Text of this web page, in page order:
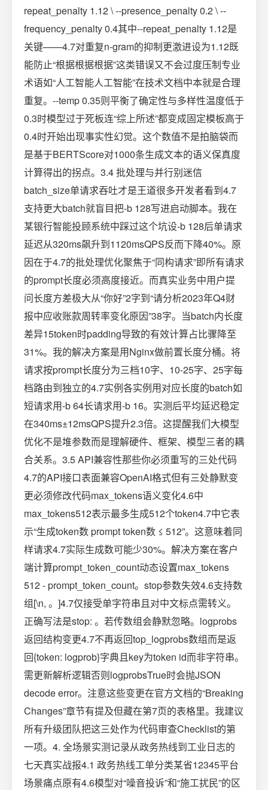
repeat_penalty 1.12 \ --presence_penalty 0.2 \ --
frequency_penalty 0.4其中--repeat_penalty 1.12是
关键——4.7对重复n-gram的抑制更激进设为1.12既
能防止“根据根据根据”这类错误又不会过度压制专业
术语如“人工智能人工智能”在技术文档中本就是合理
重复。--temp 0.35则平衡了确定性与多样性温度低于
0.3时模型过于死板连“综上所述”都变成固定模板高于
0.4时开始出现事实性幻觉。这个数值不是拍脑袋而
是基于BERTScore对1000条生成文本的语义保真度
计算得出的拐点。3.4 批处理与并行别迷信
batch_size单请求吞吐才是王道很多开发者看到4.7
支持更大batch就盲目把-b 128写进启动脚本。我在
某银行智能投顾系统中踩过这个坑设-b 128后单请求
延迟从320ms飙升到1120msQPS反而下降40%。原
因在于4.7的批处理优化聚焦于“同构请求”即所有请求
的prompt长度必须高度接近。而真实业务中用户提
问长度方差极大从“你好”2字到“请分析2023年Q4财
报中应收账款周转率变化原因”38字。当batch内长度
差异15token时padding导致的有效计算占比骤降至
31%。我的解决方案是用Nginx做前置长度分桶。将
请求按prompt长度分为三档10字、10-25字、25字每
档路由到独立的4.7实例各实例用对应长度的batch如
短请求用-b 64长请求用-b 16。实测后平均延迟稳定
在340ms±12msQPS提升2.3倍。这提醒我们大模型
优化不是堆参数而是理解硬件、框架、模型三者的耦
合关系。3.5 API兼容性那些你必须重写的三处代码
4.7的API接口表面兼容OpenAI格式但有三处静默变
更必须修改代码max_tokens语义变化4.6中
max_tokens512表示最多生成512个token4.7中它表
示“生成token数 prompt token数 ≤ 512”。这意味着同
样请求4.7实际生成数可能少30%。解决方案在客户
端计算prompt_token_count动态设置max_tokens
512 - prompt_token_count。stop参数失效4.6支持数
组[\n, 。]4.7仅接受单字符串且对中文标点需转义。
正确写法是stop: 。若传数组会静默忽略。logprobs
返回结构变更4.7不再返回top_logprobs数组而是返
回{token: logprob}字典且key为token id而非字符串。
需更新解析逻辑否则logprobsTrue时会抛JSON
decode error。注意这些变更在官方文档的“Breaking
Changes”章节有提及但藏在第7页的表格里。我建议
所有升级团队把这三处作为代码审查Checklist的第
一项。4. 全场景实测记录从政务热线到工业日志的
七天真实战报4.1 政务热线工单分类某省12345平台
场景痛点原有4.6模型对“噪音投诉”和“施工扰民”的区